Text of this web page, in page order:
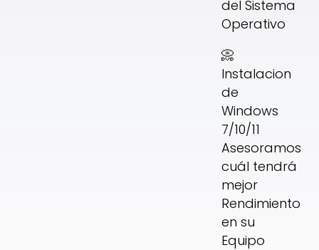
del Sistema
Operativo
📀
Instalacion
de
Windows
7/10/11
Asesoramos
cuál tendrá
mejor
Rendimiento
en su
Equipo